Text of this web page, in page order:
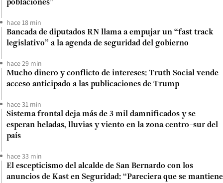
poblaciones”
hace 18 min
Bancada de diputados RN llama a empujar un “fast track
legislativo” a la agenda de seguridad del gobierno
hace 29 min
Mucho dinero y conflicto de intereses: Truth Social vende
acceso anticipado a las publicaciones de Trump
hace 31 min
Sistema frontal deja más de 3 mil damnificados y se
esperan heladas, lluvias y viento en la zona centro-sur del
país
hace 33 min
El escepticismo del alcalde de San Bernardo con los
anuncios de Kast en Seguridad: “Pareciera que se mantiene